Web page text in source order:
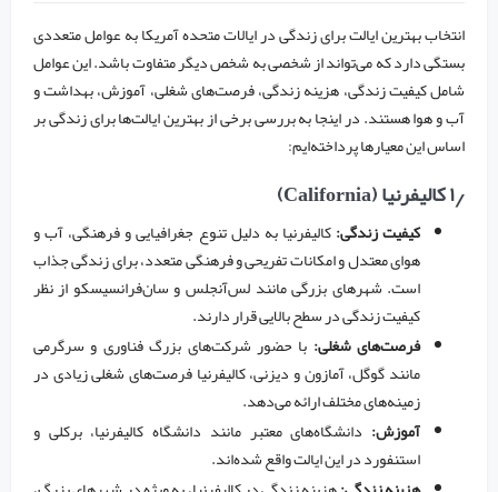
انتخاب بهترین ایالت برای زندگی در ایالات متحده آمریکا به عوامل متعددی
بستگی دارد که می‌تواند از شخصی به شخص دیگر متفاوت باشد. این عوامل
شامل کیفیت زندگی، هزینه زندگی، فرصت‌های شغلی، آموزش، بهداشت و
آب و هوا هستند. در اینجا به بررسی برخی از بهترین ایالت‌ها برای زندگی بر
اساس این معیارها پرداخته‌ایم:
۱٫ کالیفرنیا (California)
کیفیت زندگی:کالیفرنیا به دلیل تنوع جغرافیایی و فرهنگی، آب و
هوای معتدل و امکانات تفریحی و فرهنگی متعدد، برای زندگی جذاب
است. شهرهای بزرگی مانند لس‌آنجلس و سان‌فرانسیسکو از نظر
کیفیت زندگی در سطح بالایی قرار دارند.
فرصت‌های شغلی: با حضور شرکت‌های بزرگ فناوری و سرگرمی
مانند گوگل، آمازون و دیزنی، کالیفرنیا فرصت‌های شغلی زیادی در
زمینه‌های مختلف ارائه می‌دهد.
آموزش: دانشگاه‌های معتبر مانند دانشگاه کالیفرنیا، برکلی و
استنفورد در این ایالت واقع شده‌اند.